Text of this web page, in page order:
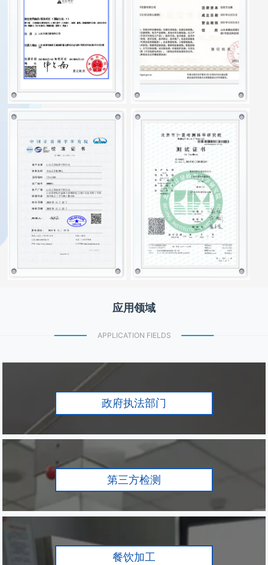
应用领域
APPLICATION FIELDS
政府执法部门
第三方检测
餐饮加工